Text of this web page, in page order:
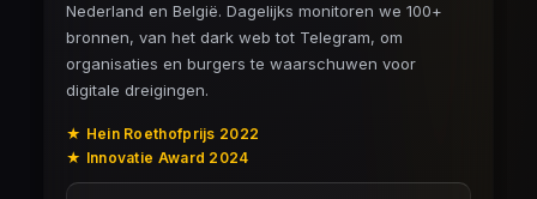
Nederland en België. Dagelijks monitoren we 100+
bronnen, van het dark web tot Telegram, om
organisaties en burgers te waarschuwen voor
digitale dreigingen.
★ Hein Roethofprijs 2022
★ Innovatie Award 2024